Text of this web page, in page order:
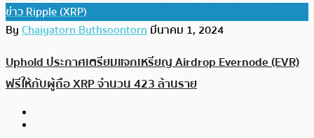
ข่าว Ripple (XRP)
ByChaiyatorn Buthsoontornมีนาคม 1, 2024
Uphold ประกาศเตรียมแจกเหรียญ Airdrop Evernode (EVR)
ฟรีให้กับผู้ถือ XRP จำนวน 423 ล้านราย